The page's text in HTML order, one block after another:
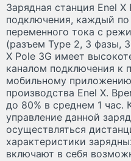
Зарядная станция Enel X
подключения, каждый
переменного тока с
(разъем Type 2, 3 фазы,
X Pole 3G имеет
каналом подключения к
мобильному приложению
производства Enel X.
до 80% в среднем 1 час.
управление данной
осуществляться
характеристики
включают в себя